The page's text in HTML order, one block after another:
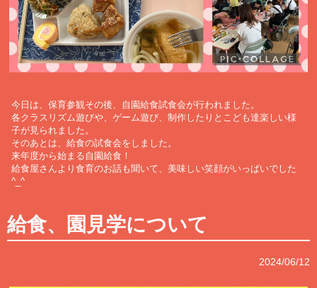
今日は、保育参観その後、自園給食試食会が行われました。
各クラスリズム遊びや、ゲーム遊び、制作したりとこども達楽しい様
子が見られました。
そのあとは、給食の試食会をしました。
来年度から始まる自園給食！
給食屋さんより食育のお話も聞いて、美味しい笑顔がいっぱいでした
^_^
給食、園見学について
2024/06/12